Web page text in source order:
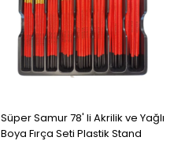
Süper Samur 78' li Akrilik ve Yağlı
Boya Fırça Seti Plastik Stand